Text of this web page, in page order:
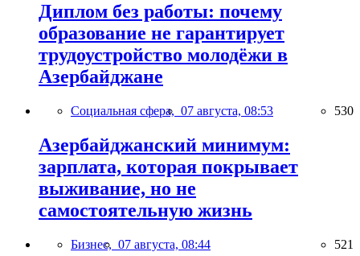
Диплом без работы: почему
образование не гарантирует
трудоустройство молодёжи в
Азербайджане
Социальная сфера, 07 августа, 08:53 530
Азербайджанский минимум:
зарплата, которая покрывает
выживание, но не
самостоятельную жизнь
Бизнес, 07 августа, 08:44 521